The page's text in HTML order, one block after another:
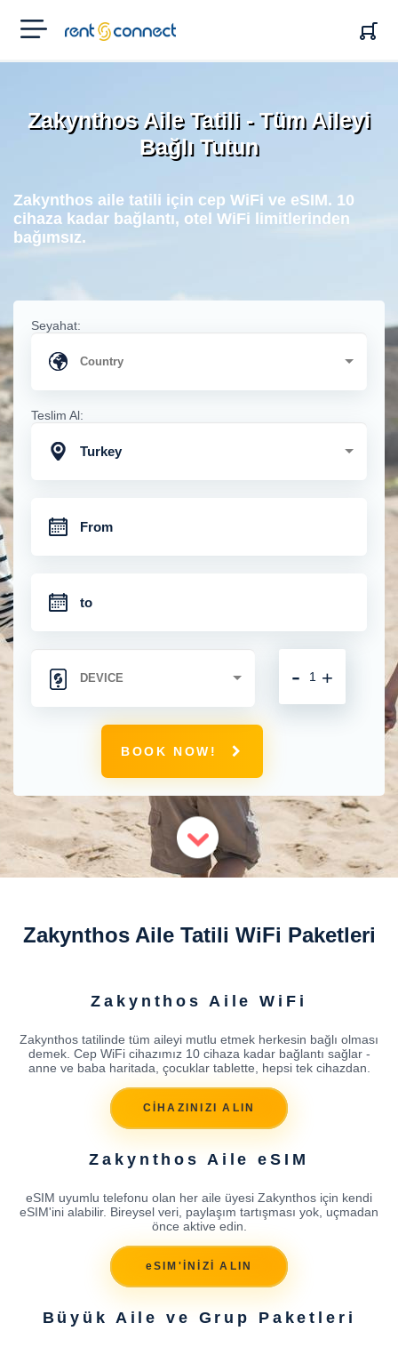
RENT'N
CONNECT
Zakynthos Aile Tatili - Tüm Aileyi
Bağlı Tutun
Zakynthos aile tatili için cep WiFi ve eSIM. 10
cihaza kadar bağlantı, otel WiFi limitlerinden
bağımsız.
Seyahat:
Teslim Al:
Turkey
+
-
BOOK NOW!
Zakynthos Aile Tatili WiFi Paketleri
Zakynthos Aile WiFi
Zakynthos tatilinde tüm aileyi mutlu etmek herkesin bağlı olması
demek. Cep WiFi cihazımız 10 cihaza kadar bağlantı sağlar -
anne ve baba haritada, çocuklar tablette, hepsi tek cihazdan.
CİHAZINIZI ALIN
Zakynthos Aile eSIM
eSIM uyumlu telefonu olan her aile üyesi Zakynthos için kendi
eSIM'ini alabilir. Bireysel veri, paylaşım tartışması yok, uçmadan
önce aktive edin.
eSIM'İNİZİ ALIN
Büyük Aile ve Grup Paketleri